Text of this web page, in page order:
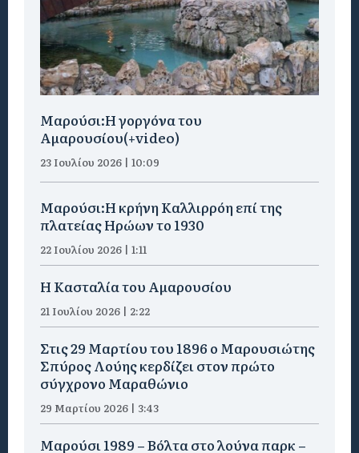
Μαρούσι:H γοργόνα του
Αμαρουσίου(+video)
23 Ιουλίου 2026 | 10:09
Μαρούσι:Η κρήνη Καλλιρρόη επί της
πλατείας Ηρώων το 1930
22 Ιουλίου 2026 | 1:11
Η Κασταλία του Αμαρουσίου
21 Ιουλίου 2026 | 2:22
Στις 29 Μαρτίου του 1896 ο Μαρουσιώτης
Σπύρος Λούης κερδίζει στον πρώτο
σύγχρονο Μαραθώνιο
29 Μαρτίου 2026 | 3:43
Μαρούσι 1989 – Βόλτα στο λούνα παρκ –